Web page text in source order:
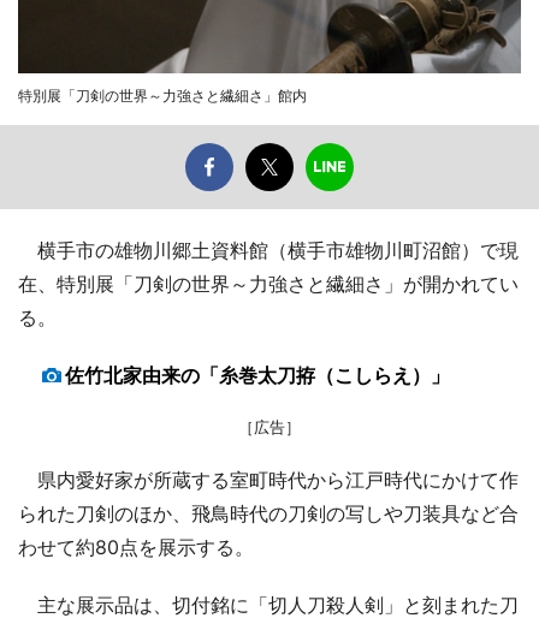
特別展「刀剣の世界～力強さと繊細さ」館内
横手市の雄物川郷土資料館（横手市雄物川町沼館）で現
在、特別展「刀剣の世界～力強さと繊細さ」が開かれてい
る。
佐竹北家由来の「糸巻太刀拵（こしらえ）」
［広告］
県内愛好家が所蔵する室町時代から江戸時代にかけて作
られた刀剣のほか、飛鳥時代の刀剣の写しや刀装具など合
わせて約80点を展示する。
主な展示品は、切付銘に「切人刀殺人剣」と刻まれた刀